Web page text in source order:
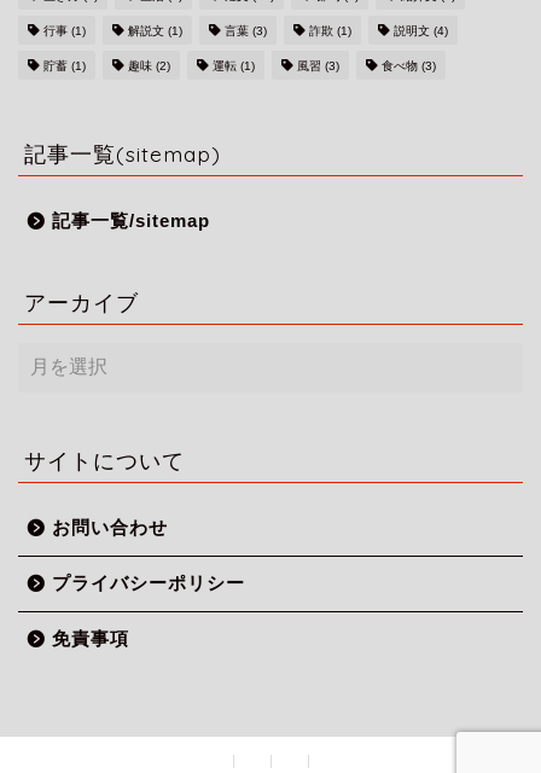
行事 (1) 解説文 (1) 言葉 (3) 詐欺 (1) 説明文 (4)
貯蓄 (1) 趣味 (2) 運転 (1) 風習 (3) 食べ物 (3)
記事一覧(sitemap)
記事一覧/sitemap
アーカイブ
ー
ブ
サイトについて
お問い合わせ
プライバシーポリシー
免責事項